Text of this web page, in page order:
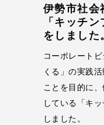
伊勢市社会
「キッチ
をしました。
コーポレート
くる」の実践
ことを目的に
している「キ
しました。